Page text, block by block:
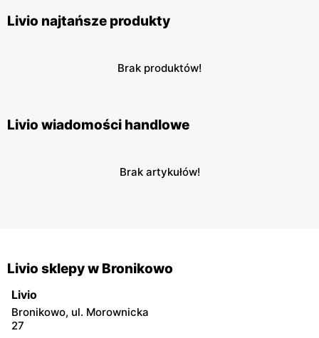
Livio najtańsze produkty
Brak produktów!
Livio wiadomości handlowe
Brak artykułów!
Livio sklepy w Bronikowo
Livio
Bronikowo, ul. Morownicka
27